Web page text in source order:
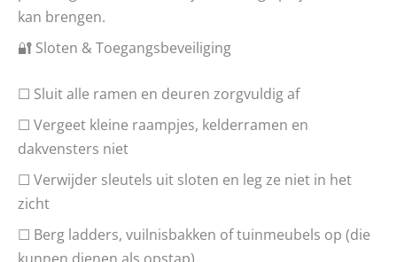
kan brengen.
🔐 Sloten & Toegangsbeveiliging
☐ Sluit alle ramen en deuren zorgvuldig af
☐ Vergeet kleine raampjes, kelderramen en
dakvensters niet
☐ Verwijder sleutels uit sloten en leg ze niet in het
zicht
☐ Berg ladders, vuilnisbakken of tuinmeubels op (die